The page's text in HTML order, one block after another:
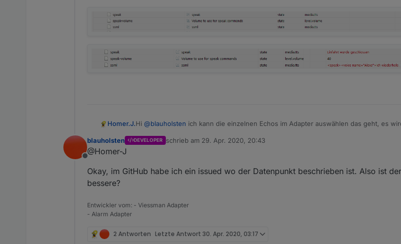
Homer.J.Hi @blauholsten ich kann die einzelnen Echos im Adapter auswählen das geht, es
Datenpunkt speak gehen. Ansonsten muss die Ausgabe als Beispiel bei ssml so
<speak><voice name="Alexa">Ein Unbekannter ruft gerade an .</voice></speak>
Offline
blauholsten DEVELOPER schrieb am 29. Apr. 2020, 20:43
zuletzt editiert von
@Homer-J
Okay, im GitHub habe ich ein issued wo der Datenpunkt beschrieben ist. Also ist
bessere?
Entwickler vom: - Viessman Adapter
- Alarm Adapter
2 Antworten Letzte Antwort 30. Apr. 2020, 03:17